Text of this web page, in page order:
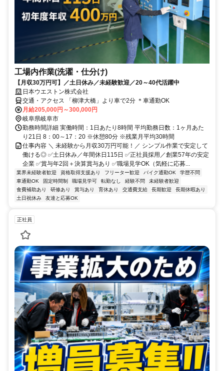
工場内作業(洗濯・仕分け)
【月収30万円可】／土日休み／未経験歓迎／20～40代活躍中
日本ウエストン株式会社
交通・アクセス 「柳津大橋」より車で2分 ＊車通勤OK
月給205,000円～300,000円
岐阜県岐阜市
勤務時間詳細 実働時間：1日あたり8時間 平均勤務日数：1ヶ月あた
り21日 8：00～17：20 ※休憩80分 ※残業月平均30時間
仕事内容 ＼ 未経験から月収30万円可能！／ シンプル作業で安定して
働ける◎ ✅土日休み／年間休日115日 ✅正社員採用／創業57年の安定
企業 ✅賞与年2回＋決算賞与あり ✅職場見学OK（気軽に応募...
業界未経験者歓迎 資格取得支援あり フリーター歓迎 バイク通勤OK
学歴不問
車通勤OK
固定時間制 職場見学可 転勤なし 経験不問
未経験者歓迎
食費補助あり
研修あり 賞与あり 育休あり 交通費支給 長期歓迎
長期休暇あり
土日祝休み
友達と応募OK
正社員